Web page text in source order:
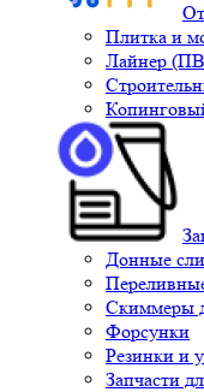
Плитка и
Лайнер
Донные
Скиммеры
Форсунки
Резинки и
Запчасти